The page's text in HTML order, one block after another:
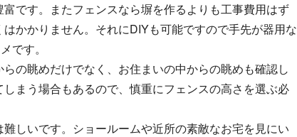
です。またフェンスなら塀を作るよりも工事費用はず
かかりません。それにDIYも可能ですので手先が器用な
です。
の眺めだけでなく、お住まいの中からの眺めも確認し
まう場合もあるので、慎重にフェンスの高さを選ぶ必
しいです。ショールームや近所の素敵なお宅を見にい